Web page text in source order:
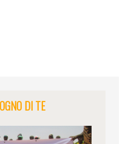
DI TE